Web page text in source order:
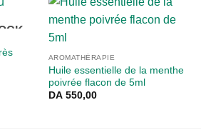
AROMATHÉRAPIE
Huile essentielle de la menthe
poivrée flacon de 5ml
DA550,00